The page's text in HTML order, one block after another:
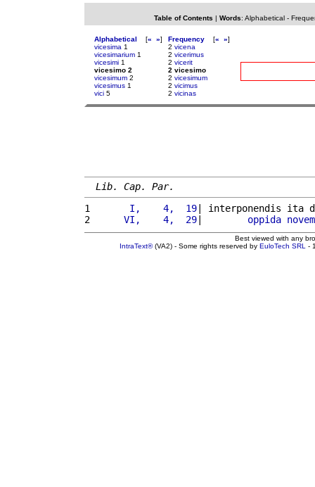
Table of Contents | Words: Alphabetical-
Alphabetical [« »]
vicesima 1
vicesimarium 1
vicesimi 1
vicesimo 2
vicesimum 2
vicesimus 1
vici 5
Frequency [« »]
2 vicena
2 vicerimus
2 vicerit
2 vicesimo
2 vicesimum
2 vicimus
2 vicinas
Lib. Cap. Par.
1
      I,    4,  19
| interponendis ita
2
     VI,    4,  29
| oppida novem
Best viewed with any
IntraText®(VA2) - Some rights reserved by EuloTech SRL -